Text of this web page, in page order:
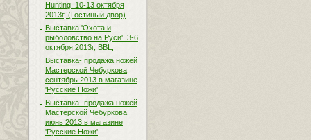
Hunting. 10-13 октября
2013г, (Гостиный двор)
Выставка 'Охота и
рыболовство на Руси'. 3-6
октября 2013г, ВВЦ
Выставка- продажа ножей
Мастерской Чебуркова
сентябрь 2013 в магазине
'Русские Ножи'
Выставка- продажа ножей
Мастерской Чебуркова
июнь 2013 в магазине
'Русские Ножи'